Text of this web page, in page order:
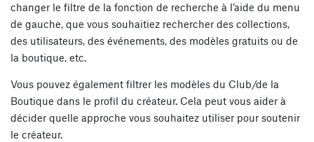
changer le filtre de la fonction de recherche à l’aide du menu
de gauche, que vous souhaitiez rechercher des collections,
des utilisateurs, des événements, des modèles gratuits ou de
la boutique, etc.
Vous pouvez également filtrer les modèles du Club/de la
Boutique dans le profil du créateur. Cela peut vous aider à
décider quelle approche vous souhaitez utiliser pour soutenir
le créateur.